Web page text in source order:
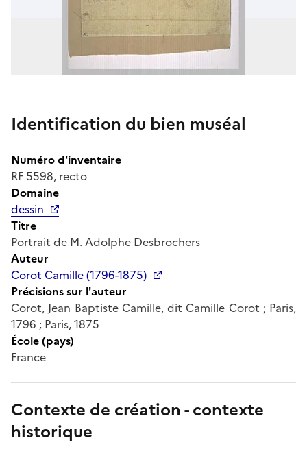
Identification du bien muséal
Numéro d'inventaire
RF 5598, recto
Domaine
dessin
Titre
Portrait de M. Adolphe Desbrochers
Auteur
Corot Camille (1796-1875)
Précisions sur l'auteur
Corot, Jean Baptiste Camille, dit Camille Corot ; Paris,
1796 ; Paris, 1875
École (pays)
France
Contexte de création - contexte
historique